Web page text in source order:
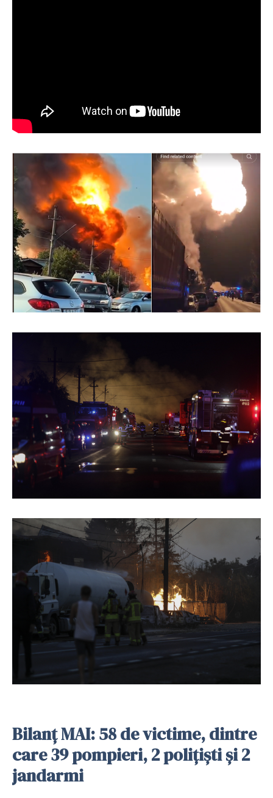
Bilanţ MAI: 58 de victime, dintre
care 39 pompieri, 2 poliţişti şi 2
jandarmi